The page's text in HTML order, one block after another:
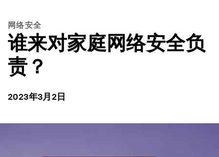
网络安全
谁来对家庭网络安全负
责？
2023年3月2日